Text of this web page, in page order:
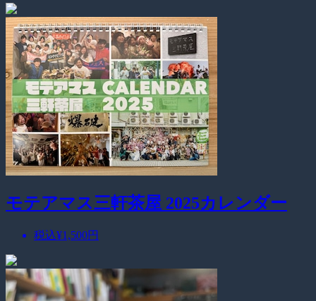
モテアマス三軒茶屋 2025カレンダー
税込¥1,500円